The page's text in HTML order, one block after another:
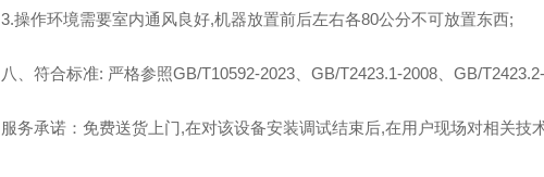
3.操作环境需要室内通风良好,机器放置前后左右各80公分不可放置东西;
八、符合标准: 严格参照GB/T10592-2023、GB/T2423.1-2008、GB/
服务承诺：免费送货上门,在对该设备安装调试结束后,在用户现场对相关技